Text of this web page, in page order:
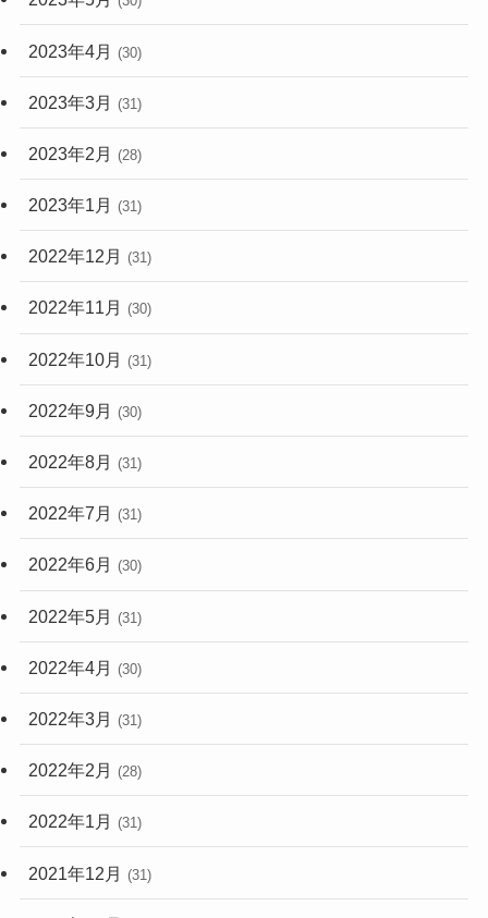
2023年4月 (30)
2023年3月 (31)
2023年2月 (28)
2023年1月 (31)
2022年12月 (31)
2022年11月 (30)
2022年10月 (31)
2022年9月 (30)
2022年8月 (31)
2022年7月 (31)
2022年6月 (30)
2022年5月 (31)
2022年4月 (30)
2022年3月 (31)
2022年2月 (28)
2022年1月 (31)
2021年12月 (31)